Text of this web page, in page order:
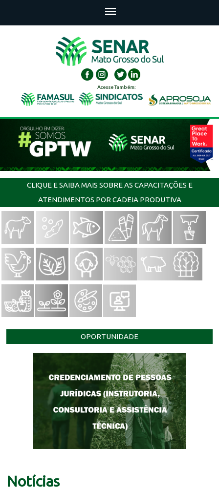
Acesse Também:
CLIQUE E SAIBA MAIS SOBRE AS CAPACITAÇÕES E
ATENDIMENTOS POR CADEIA PRODUTIVA
OPORTUNIDADE
Notícias